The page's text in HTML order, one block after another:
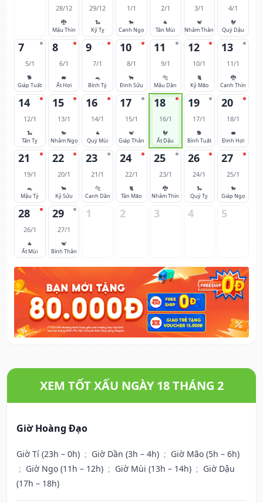
28/12
🐉
Mậu Thìn
29/12
🐍
Kỷ Tỵ
1/1
🐎
Canh Ngọ
2/1
🐐
Tân Mùi
3/1
🐒
Nhâm Thân
4/1
🐓
Quý Dậu
7
5/1
🐕
Giáp Tuất
8
6/1
🐖
Ất Hợi
9
7/1
🐀
Bính Tý
10
8/1
🐂
Đinh Sửu
11
9/1
🐅
Mậu Dần
12
10/1
🐈
Kỷ Mão
13
11/1
🐉
Canh Thìn
14
12/1
🐍
Tân Tỵ
15
13/1
🐎
Nhâm Ngọ
16
14/1
🐐
Quý Mùi
17
15/1
🐒
Giáp Thân
18
16/1
🐓
Ất Dậu
19
17/1
🐕
Bính Tuất
20
18/1
🐖
Đinh Hợi
21
19/1
🐀
Mậu Tý
22
20/1
🐂
Kỷ Sửu
23
21/1
🐅
Canh Dần
24
22/1
🐈
Tân Mão
25
23/1
🐉
Nhâm Thìn
26
24/1
🐍
Quý Tỵ
27
25/1
🐎
Giáp Ngọ
28
26/1
🐐
Ất Mùi
29
27/1
🐒
Bính Thân
1 2 3 4 5
XEM TỐT XẤU NGÀY 18 THÁNG 2
Giờ Hoàng Đạo
Giờ Tí (23h – 0h) ; Giờ Dần (3h – 4h) ; Giờ Mão (5h – 6h)
; Giờ Ngọ (11h – 12h) ; Giờ Mùi (13h – 14h) ; Giờ Dậu
(17h – 18h)